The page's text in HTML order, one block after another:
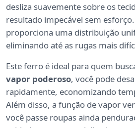
desliza suavemente sobre os
resultado impecável sem
proporciona uma distribuição
eliminando até as rugas mais
Este ferro é ideal para quem
vapor poderoso, você pode
rapidamente, economizando
Além disso, a função de vapor
você passe roupas ainda